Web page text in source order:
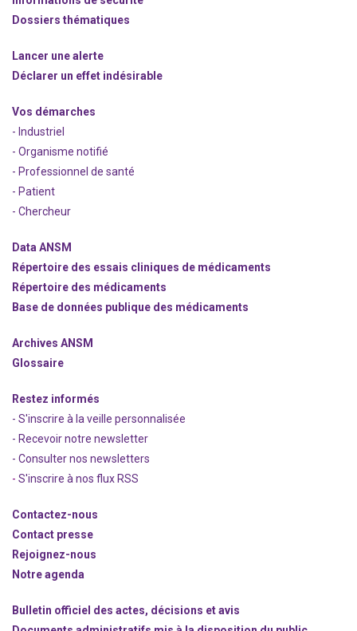
Dossiers thématiques
Lancer une alerte
Déclarer un effet indésirable
Vos démarches
- Industriel
- Organisme notifié
- Professionnel de santé
- Patient
- Chercheur
Data ANSM
Répertoire des essais cliniques de médicaments
Répertoire des médicaments
Base de données publique des médicaments
Archives ANSM
Glossaire
Restez informés
- S'inscrire à la veille personnalisée
- Recevoir notre newsletter
- Consulter nos newsletters
- S'inscrire à nos flux RSS
Contactez-nous
Contact presse
Rejoignez-nous
Notre agenda
Bulletin officiel des actes, décisions et avis